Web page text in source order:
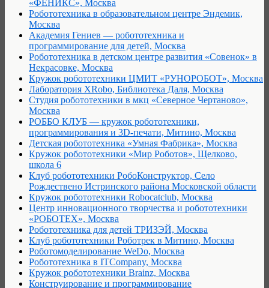
«ФЕНИКС», Москва
Робототехника в образовательном центре Эндемик,
Москва
Академия Гениев — робототехника и
программирование для детей, Москва
Робототехника в детском центре развития «Совенок» в
Некрасовке, Москва
Кружок робототехники ЦМИТ «РУНОРОБОТ», Москва
Лаборатория XRobo, Библиотека Даля, Москва
Студия робототехники в мкц «Северное Чертаново»,
Москва
РОББО КЛУБ — кружок робототехники,
программирования и 3D-печати, Митино, Москва
Детская робототехника «Умная Фабрика», Москва
Кружок робототехники «Мир Роботов», Щелково,
школа 6
Клуб робототехники РобоКонструктор, Село
Рождествено Истринского района Московской области
Кружок робототехники Robocatclub, Москва
Центр инновационного творчества и робототехники
«РОБОТЕХ», Москва
Робототехника для детей ТРИЗЭЙ, Москва
Клуб робототехники Роботрек в Митино, Москва
Роботомоделирование WeDo, Москва
Робототехника в ITCompany, Москва
Кружок робототехники Brainz, Москва
Конструирование и программирование